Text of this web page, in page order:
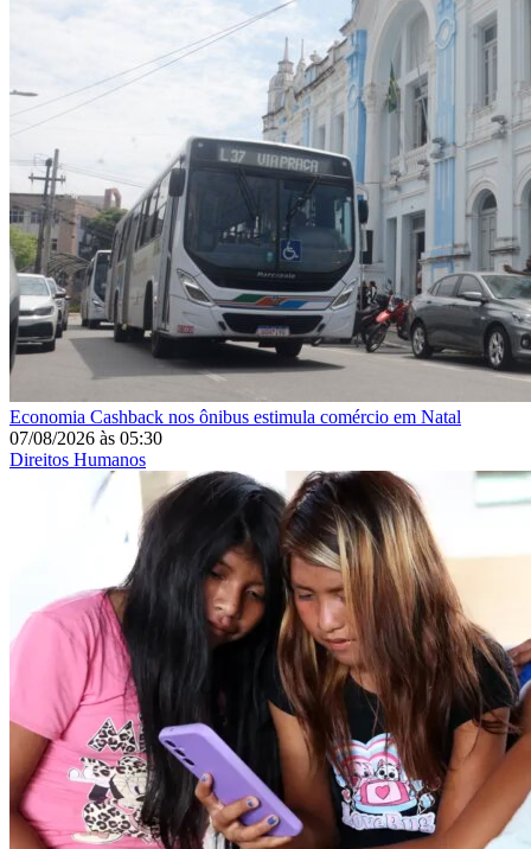
Economia Cashback nos ônibus estimula comércio em Natal
07/08/2026 às 05:30
Direitos Humanos